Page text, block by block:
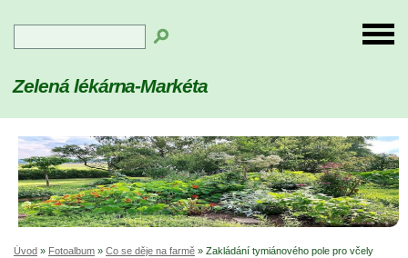
Zelená lékárna-Markéta
Úvod » Fotoalbum » Co se děje na farmě » Zakládání tymiánového pole pro včely